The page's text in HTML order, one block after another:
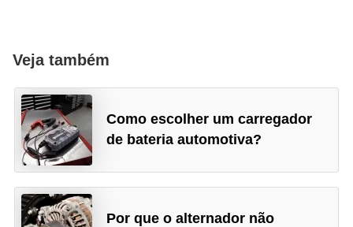
Veja também
Como escolher um carregador
de bateria automotiva?
Por que o alternador não